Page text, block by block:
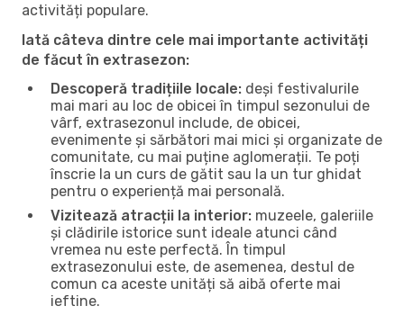
activități populare.
Iată câteva dintre cele mai importante activități
de făcut în extrasezon:
Descoperă tradițiile locale: deși festivalurile
mai mari au loc de obicei în timpul sezonului de
vârf, extrasezonul include, de obicei,
evenimente și sărbători mai mici și organizate de
comunitate, cu mai puține aglomerații. Te poți
înscrie la un curs de gătit sau la un tur ghidat
pentru o experiență mai personală.
Vizitează atracții la interior: muzeele, galeriile
și clădirile istorice sunt ideale atunci când
vremea nu este perfectă. În timpul
extrasezonului este, de asemenea, destul de
comun ca aceste unități să aibă oferte mai
ieftine.